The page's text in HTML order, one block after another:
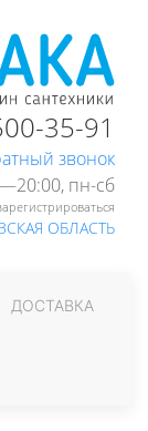
35-91
звонок
пн-cб
ОБЛАСТЬ
ДОСТАВКА